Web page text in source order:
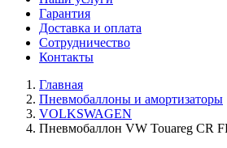
Гарантия
Доставка и оплата
Сотрудничество
Контакты
Главная
Пневмобаллоны и амортизаторы
VOLKSWAGEN
Пневмобаллон VW Touareg CR